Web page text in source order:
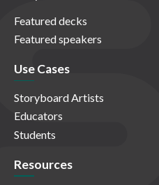
Featured decks
Featured speakers
Use Cases
Storyboard Artists
Educators
Students
Resources